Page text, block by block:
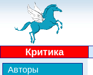
Критика
Авторы